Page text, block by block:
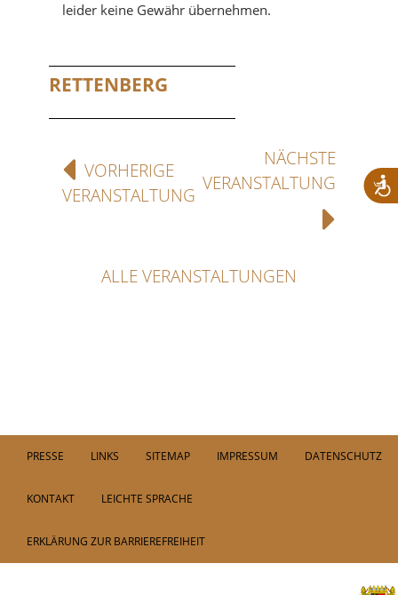
leider keine Gewähr übernehmen.
RETTENBERG
VORHERIGE
VERANSTALTUNG
NÄCHSTE
VERANSTALTUNG
ALLE VERANSTALTUNGEN
PRESSE LINKS SITEMAP IMPRESSUM DATENSCHUTZ
KONTAKT LEICHTE SPRACHE
ERKLÄRUNG ZUR BARRIEREFREIHEIT